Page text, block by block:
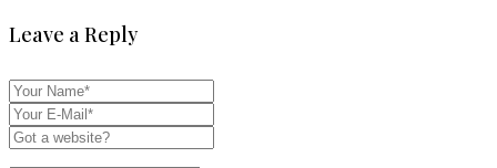
Leave a Reply